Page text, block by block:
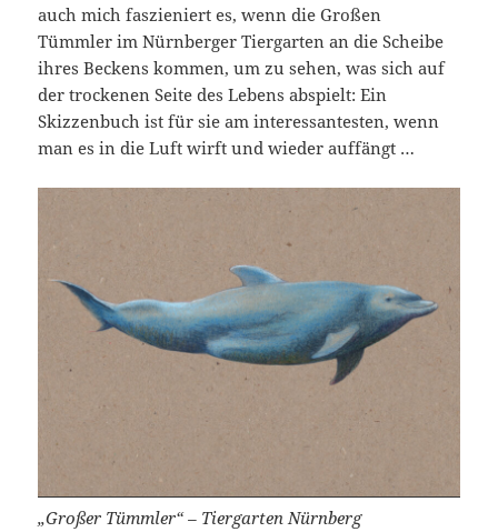
auch mich faszieniert es, wenn die Großen
Tümmler im Nürnberger Tiergarten an die Scheibe
ihres Beckens kommen, um zu sehen, was sich auf
der trockenen Seite des Lebens abspielt: Ein
Skizzenbuch ist für sie am interessantesten, wenn
man es in die Luft wirft und wieder auffängt …
„Großer Tümmler“ – Tiergarten Nürnberg